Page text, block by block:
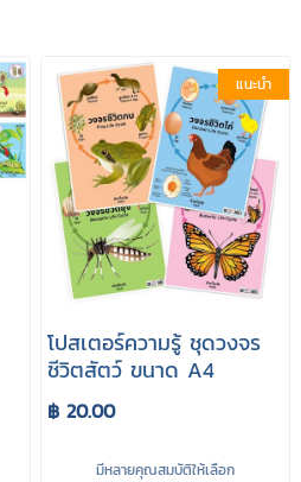
แนะนำ
โปสเตอร์ความรู้ ชุดวงจร
ชีวิตสัตว์ ขนาด A4
฿ 20.00
มีหลายคุณสมบัติให้เลือก